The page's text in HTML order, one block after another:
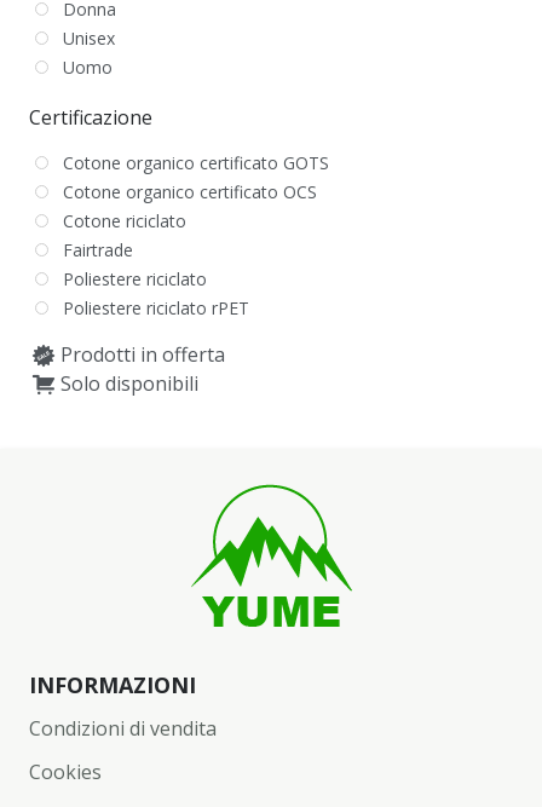
Donna
Unisex
Uomo
Certificazione
Cotone organico certificato GOTS
Cotone organico certificato OCS
Cotone riciclato
Fairtrade
Poliestere riciclato
Poliestere riciclato rPET
Prodotti in offerta
Solo disponibili
INFORMAZIONI
Condizioni di vendita
Cookies